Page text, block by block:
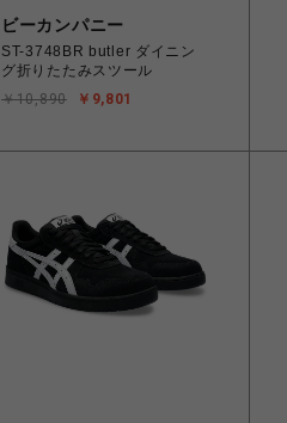
ビーカンパニー
ST-3748BR butler ダイニン
グ折りたたみスツール
￥9,801
￥10,890